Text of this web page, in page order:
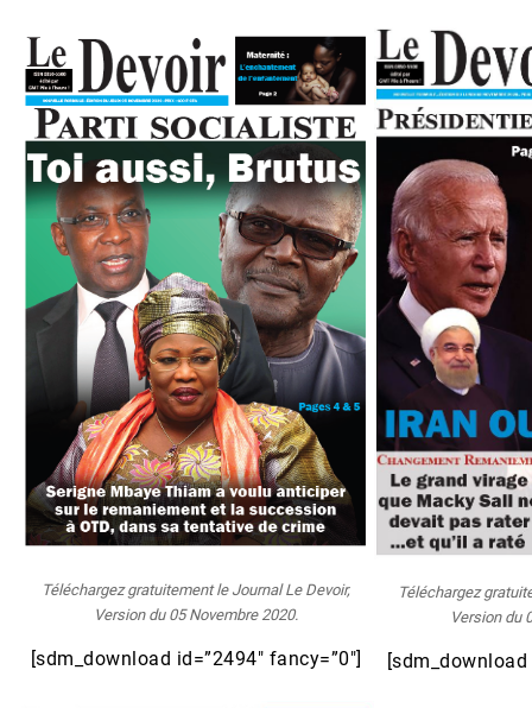
Téléchargez gratuitement le Journal Le Devoir,
Version du 05 Novembre 2020.
[sdm_download id=”2494″ fancy=”0″]
Téléchargez
Version du
[sdm_download